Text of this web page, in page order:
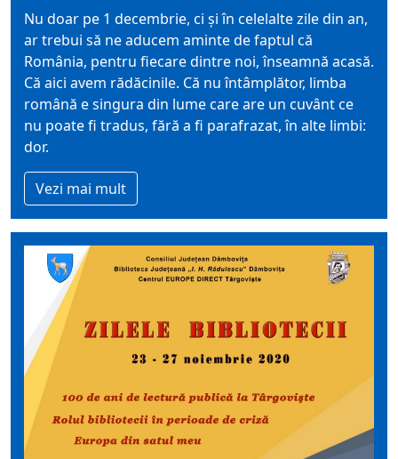
Nu doar pe 1 decembrie, ci şi în celelalte zile din an,
ar trebui să ne aducem aminte de faptul că
România, pentru fiecare dintre noi, înseamnă acasă.
Că aici avem rădăcinile. Că nu întâmplător, limba
română e singura din lume care are un cuvânt ce
nu poate fi tradus, fără a fi parafrazat, în alte limbi:
dor.
Vezi mai mult